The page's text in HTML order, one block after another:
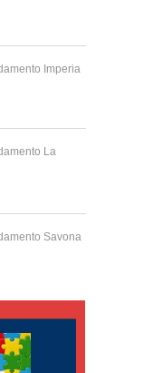
Imperia
La
Savona